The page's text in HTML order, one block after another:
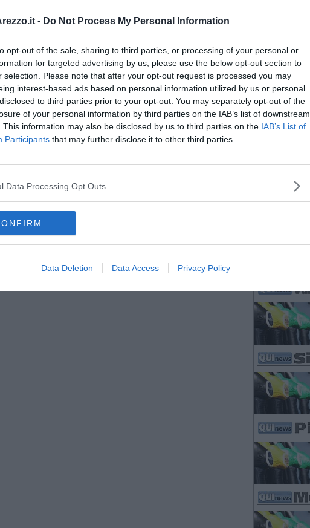
- Do Not Process My Personal Information
opt-out of the sale, sharing to third parties, or processing of your personal or
for targeted advertising by us, please use the below opt-out section to
selection. Please note that after your opt-out request is processed you may
interest-based ads based on personal information utilized by us or personal
to third parties prior to your opt-out. You may separately opt-out of the
of your personal information by third parties on the IAB’s list of downstream
This information may also be disclosed by us to third parties on the IAB’s List of
Participants that may further disclose it to other third parties.
Data Processing Opt Outs
Data Deletion Data Access Privacy Policy